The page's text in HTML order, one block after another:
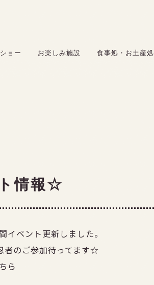
ョー お楽しみ施設 食事処・お土産処
サービス
情報☆
イベント更新しました。
者のご参加待ってます☆
ら